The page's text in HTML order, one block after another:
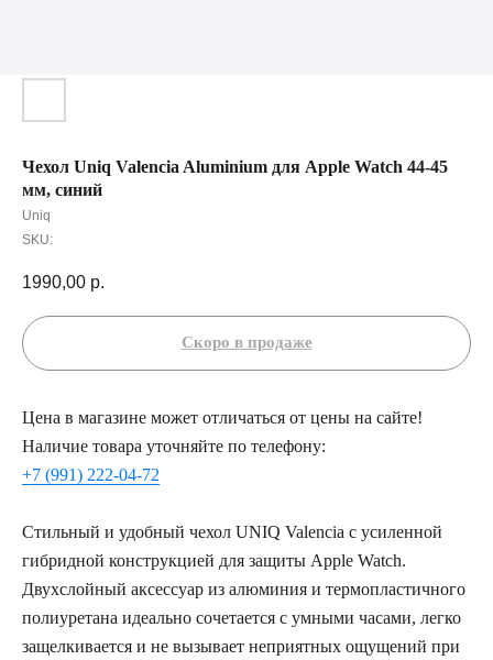
Чехол Uniq Valencia Aluminium для Apple Watch 44-45
мм, синий
Uniq
SKU:
1990,00 р.
Цена в магазине может отличаться от цены на сайте!
Наличие товара уточняйте по телефону:
+7 (991) 222-04-72
Стильный и удобный чехол UNIQ Valencia c усиленной
гибридной конструкцией для защиты Apple Watch.
Двухслойный аксессуар из алюминия и термопластичного
полиуретана идеально сочетается с умными часами, легко
защелкивается и не вызывает неприятных ощущений при